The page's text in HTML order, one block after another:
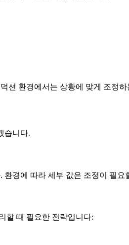
션 환경에서는 상황에 맞게 조정
습니다.
경에 따라 세부 값은 조정이 필요
할 때 필요한 전략입니다: